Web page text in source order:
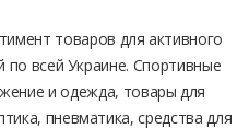
товаров для активного
по всей Украине. Спортивные
и одежда, товары для
пневматика, средства для